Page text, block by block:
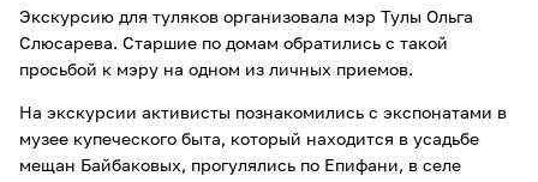
Экскурсию для туляков организовала мэр Тулы Ольга
Слюсарева. Старшие по домам обратились с такой
просьбой к мэру на одном из личных приемов.
На экскурсии активисты познакомились с экспонатами в
музее купеческого быта, который находится в усадьбе
мещан Байбаковых, прогулялись по Епифани, в селе